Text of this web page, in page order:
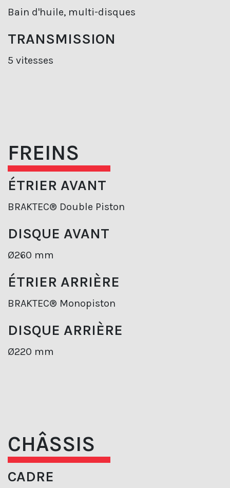
Bain d'huile, multi-disques
TRANSMISSION
5 vitesses
FREINS
ÉTRIER AVANT
BRAKTEC® Double Piston
DISQUE AVANT
Ø260 mm
ÉTRIER ARRIÈRE
BRAKTEC® Monopiston
DISQUE ARRIÈRE
Ø220 mm
CHÂSSIS
CADRE